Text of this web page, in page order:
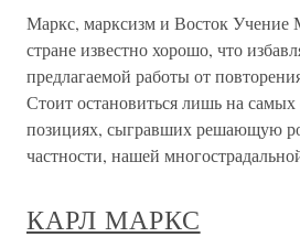
Маркс, марксизм и Восток Учение
стране известно хорошо, что
предлагаемой работы от
Стоит остановиться лишь на
позициях, сыгравших решающую
частности, нашей
КАРЛ МАРКС